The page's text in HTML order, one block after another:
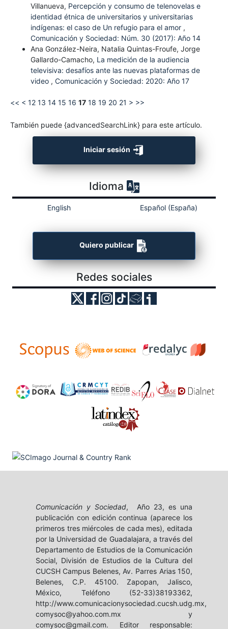
Villanueva, Percepción y consumo de telenovelas e
identidad étnica de universitarios y universitarias
indígenas: el caso de Un refugio para el amor ,
Comunicación y Sociedad: Núm. 30 (2017): Año 14
Ana González-Neira, Natalia Quintas-Froufe, Jorge
Gallardo-Camacho, La medición de la audiencia
televisiva: desafíos ante las nuevas plataformas de
video , Comunicación y Sociedad: 2020: Año 17
<< < 12 13 14 15 16 17 18 19 20 21 > >>
También puede {advancedSearchLink} para este artículo.
Iniciar sesión
Idioma
English Español (España)
Quiero publicar
Redes sociales
Comunicación y Sociedad, Año 23, es una
publicación con edición continua (aparece los
primeros tres miércoles de cada mes), editada
por la Universidad de Guadalajara, a través del
Departamento de Estudios de la Comunicación
Social, División de Estudios de la Cultura del
CUCSH Campus Belenes, Av. Parres Arias 150,
Belenes, C.P. 45100. Zapopan, Jalisco,
México, Teléfono (52-33)38193362,
http://www.comunicacionysociedad.cucsh.udg.mx,
comysoc@yahoo.com.mx y
comysoc@gmail.com. Editor responsable: